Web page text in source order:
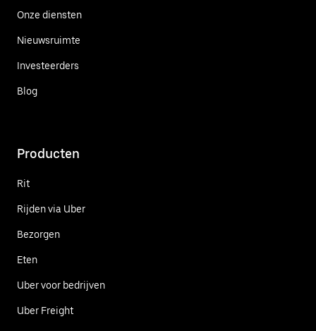
Onze diensten
Nieuwsruimte
Investeerders
Blog
Producten
Rit
Rijden via Uber
Bezorgen
Eten
Uber voor bedrijven
Uber Freight